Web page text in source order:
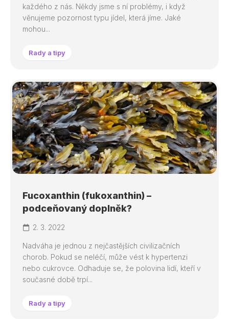
každého z nás. Někdy jsme s ní problémy, i když
věnujeme pozornost typu jídel, která jíme. Jaké
mohou...
Rady a tipy
Fucoxanthin (fukoxanthin) –
podceňovaný doplněk?
2. 3. 2022
Nadváha je jednou z nejčastějších civilizačních
chorob. Pokud se neléčí, může vést k hypertenzi
nebo cukrovce. Odhaduje se, že polovina lidí, kteří v
současné době trpí...
Rady a tipy